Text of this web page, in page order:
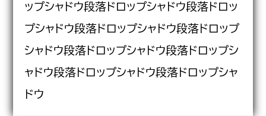
ップシャドウ段落ドロップシャドウ段落ドロッ
プシャドウ段落ドロップシャドウ段落ドロップ
シャドウ段落ドロップシャドウ段落ドロップシ
ャドウ段落ドロップシャドウ段落ドロップシャ
ドウ